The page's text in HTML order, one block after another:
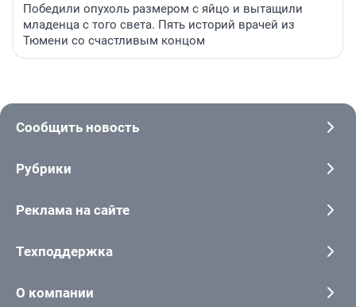
Победили опухоль размером с яйцо и вытащили
младенца с того света. Пять историй врачей из
Тюмени со счастливым концом
Сообщить новость
Рубрики
Реклама на сайте
Техподдержка
О компании